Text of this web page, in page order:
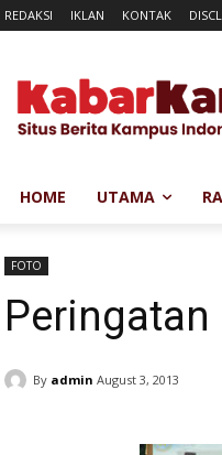
REDAKSI IKLAN KONTAK
HOME UTAMA
FOTO
Peringatan
By admin August 3, 2013